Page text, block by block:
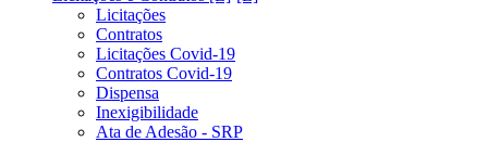
Licitações
Contratos
Licitações Covid-19
Contratos Covid-19
Dispensa
Inexigibilidade
Ata de Adesão - SRP